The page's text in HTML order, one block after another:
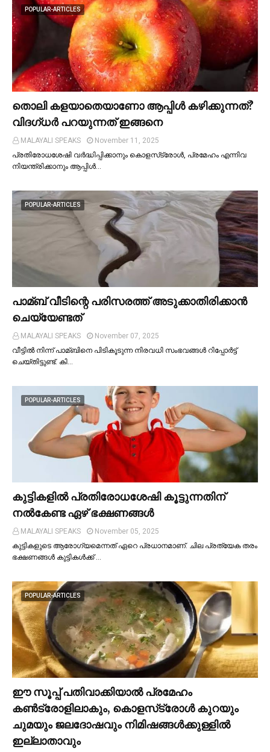
POPULAR-ARTICLES
തൊലി കളയാതെയാണോ ആപ്പിള്‍ കഴിക്കുന്നത്?
വിദഗ്ധര്‍ പറയുന്നത് ഇങ്ങനെ
MALAYALI SPEAKS
November 11, 2025
പ്രതിരോധശേഷി വർദ്ധിപ്പിക്കാനും കൊളസ്‌ട്രോള്‍, പ്രമേഹം എന്നിവ
നിയന്ത്രിക്കാനും ആപ്പിള്‍…
POPULAR-ARTICLES
പാമ്ബ് വീടിന്റെ പരിസരത്ത് അടുക്കാതിരിക്കാൻ
ചെയ്യേണ്ടത്
MALAYALI SPEAKS
November 07, 2025
വീട്ടില്‍ നിന്ന് പാമ്ബിനെ പിടികൂടുന്ന നിരവധി സംഭവങ്ങള്‍ റിപ്പോർട്ട്
ചെയ്തിട്ടുണ്ട്. കി…
POPULAR-ARTICLES
കുട്ടികളില്‍ പ്രതിരോധശേഷി കൂട്ടുന്നതിന്
നല്‍കേണ്ട ഏഴ് ഭക്ഷണങ്ങള്‍
MALAYALI SPEAKS
November 05, 2025
കുട്ടികളുടെ ആരോഗ്യമെന്നത് ഏറെ പ്രധാനമാണ്. ചില പ്രത്യേക തരം
ഭക്ഷണങ്ങള്‍ കുട്ടികള്‍ക്ക് …
POPULAR-ARTICLES
ഈ സൂപ്പ് പതിവാക്കിയാല്‍ പ്രമേഹം
കണ്‍ട്രോളിലാകും, കൊളസ്‌ട്രോള്‍ കുറയും
ചുമയും ജലദോഷവും നിമിഷങ്ങള്‍ക്കുള്ളില്‍
ഇല്ലാതാവും